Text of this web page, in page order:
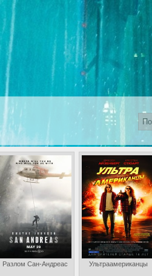
Разлом Сан-Андреас Ультраамериканцы